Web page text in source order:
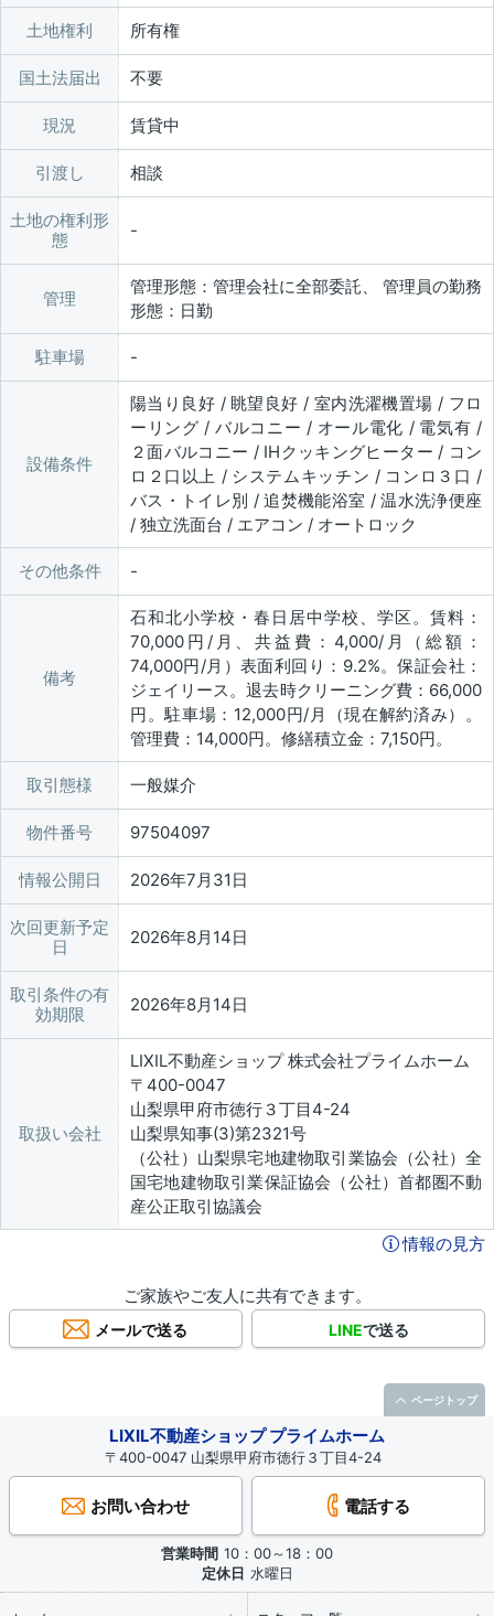
土地権利 所有権
国土法届出 不要
現況 賃貸中
引渡し 相談
土地の権利形
態
管理
管理形態：管理会社に全部委託、 管理員の勤務
形態：日勤
駐車場
設備条件
陽当り良好 / 眺望良好 / 室内洗濯機置場 / フロ
ーリング / バルコニー / オール電化 / 電気有 /
２面バルコニー / IHクッキングヒーター / コン
ロ２口以上 / システムキッチン / コンロ３口 /
バス・トイレ別 / 追焚機能浴室 / 温水洗浄便座
/ 独立洗面台 / エアコン / オートロック
その他条件
備考
石和北小学校・春日居中学校、学区。賃料：
70,000円/月、共益費：4,000/月（総額：
74,000円/月）表面利回り：9.2%。保証会社：
ジェイリース。退去時クリーニング費：66,000
円。駐車場：12,000円/月（現在解約済み）。
管理費：14,000円。修繕積立金：7,150円。
取引態様 一般媒介
物件番号 97504097
情報公開日 2026年7月31日
次回更新予定
日
2026年8月14日
取引条件の有
効期限
2026年8月14日
取扱い会社
LIXIL不動産ショップ 株式会社プライムホーム
〒400-0047
山梨県甲府市徳行３丁目4-24
山梨県知事(3)第2321号
（公社）山梨県宅地建物取引業協会（公社）全
国宅地建物取引業保証協会（公社）首都圏不動
産公正取引協議会
情報の見方
ご家族やご友人に共有できます。
メールで送る LINEで送る
LIXIL不動産ショップ プライムホーム
〒400-0047 山梨県甲府市徳行３丁目4-24
お問い合わせ 電話する
営業時間 10：00～18：00
定休日 水曜日
ページトップ